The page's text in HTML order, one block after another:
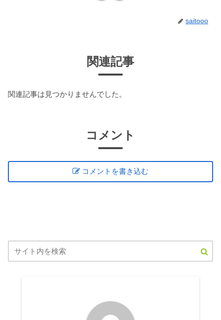
saitooo
関連記事
関連記事は見つかりませんでした。
コメント
コメントを書き込む